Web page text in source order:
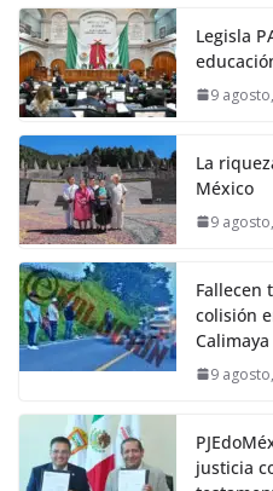
Legisla
9
La
México
9
Fallecen
colisión
Calimaya
9
justicia